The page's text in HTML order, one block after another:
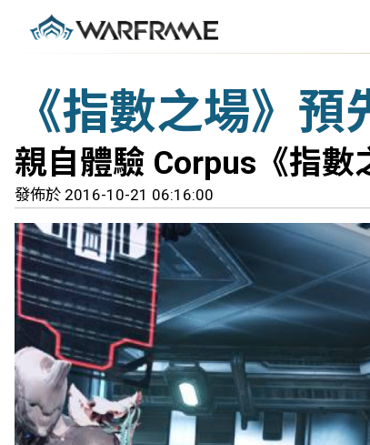
《指數之場》預
親自體驗 Corpus《指數
發佈於 2016-10-21 06:16:00